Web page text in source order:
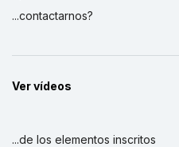
...contactarnos?
Ver vídeos
...de los elementos inscritos